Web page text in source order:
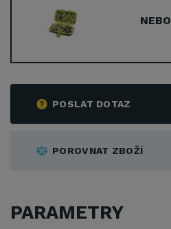
POSLAT DOTAZ
POROVNAT ZBOŽÍ
NEBO
PARAMETRY